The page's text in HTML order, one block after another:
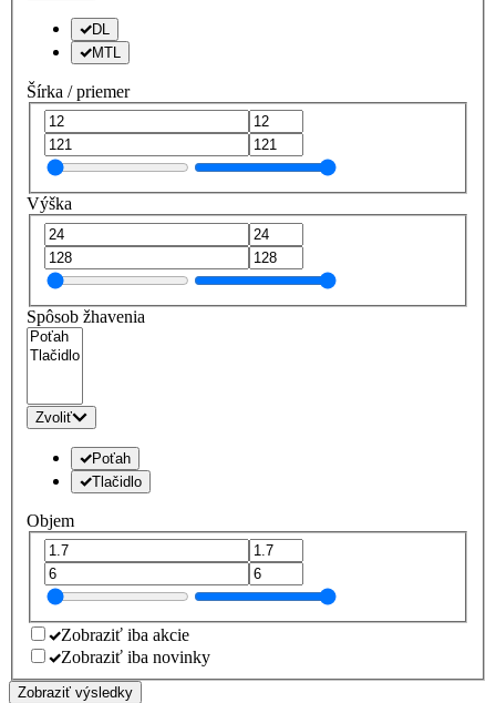
DL
MTL
Šírka / priemer
Výška
Spôsob žhavenia
Zvoliť
Poťah
Tlačidlo
Objem
Zobraziť iba akcie
Zobraziť iba novinky
Zobraziť výsledky